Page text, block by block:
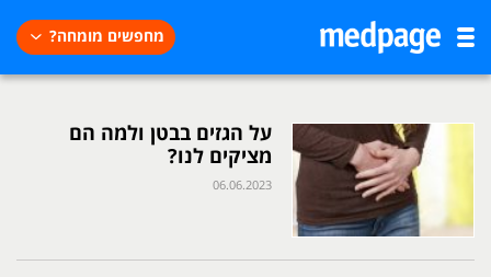
מחפשים מומחה?
על הגזים בבטן ולמה הם
מציקים לנו?
06.06.2023